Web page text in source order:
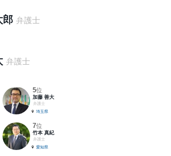
郎 弁護士
弁護士
5位
加藤 善大
弁護士
埼玉県
7位
竹本 真紀
弁護士
愛知県